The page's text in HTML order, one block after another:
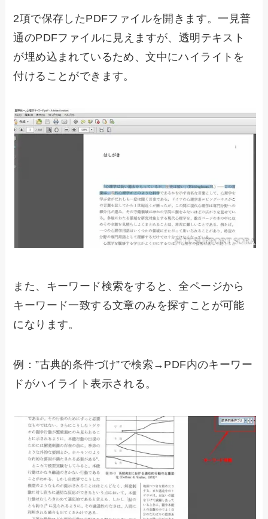
2項で保存したPDFファイルを開きます。一見普
通のPDFファイルに見えますが、透明テキスト
が埋め込まれているため、文中にハイライトを
付けることができます。
また、キーワード検索をすると、全ページから
キーワード一致する文章のみを探すことが可能
になります。
例：”古典的条件づけ”で検索→PDF内のキーワー
ドがハイライト表示される。